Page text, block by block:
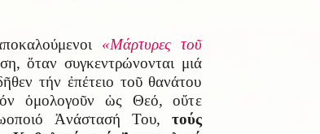
«Μάρτυρες τοῦ
ὅταν συγκεντρώνονται μιά
τήν ἐπέτειο τοῦ θανάτου
ὁμολογοῦν ὡς Θεό, οὔτε
Ἀνάστασή Του, τούς